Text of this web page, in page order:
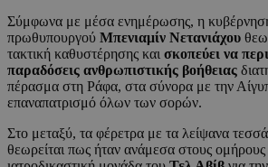
Σύμφωνα με μέσα ενημέρωσης, η
πρωθυπουργού Μπενιαμίν Νετανιάχου
τακτική καθυστέρησης και σκοπεύει να
παραδόσεις ανθρωπιστικής βοήθειας
πέρασμα στη Ράφα, στα σύνορα με την
επαναπατρισμό όλων των σορών.
Στο μεταξύ, τα φέρετρα με τα λείψανα
θεωρείται πως ήταν ανάμεσα στους